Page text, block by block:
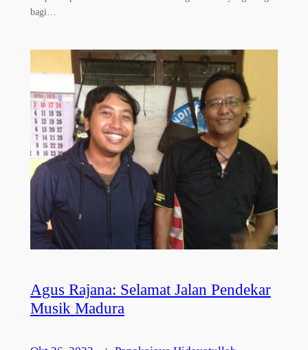
bagi…
Agus Rajana: Selamat Jalan Pendekar
Musik Madura